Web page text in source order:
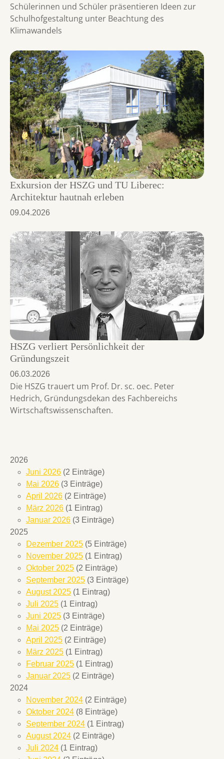
Schülerinnen und Schüler präsentieren Ideen zur
Schulhofgestaltung unter Beachtung des
Klimawandels
Exkursion der HSZG und TU Liberec:
Architektur hautnah erleben
09.04.2026
HSZG verliert Persönlichkeit der
Gründungszeit
06.03.2026
Die HSZG trauert um Prof. Dr. sc. oec. Peter
Hedrich, Gründungsdekan des Fachbereichs
Wirtschaftswissenschaften.
2026
Juni 2026 (2 Einträge)
Mai 2026 (3 Einträge)
April 2026 (2 Einträge)
März 2026 (1 Eintrag)
Januar 2026 (3 Einträge)
2025
Dezember 2025 (5 Einträge)
November 2025 (1 Eintrag)
Oktober 2025 (2 Einträge)
September 2025 (3 Einträge)
August 2025 (1 Eintrag)
Juli 2025 (1 Eintrag)
Juni 2025 (3 Einträge)
Mai 2025 (2 Einträge)
April 2025 (2 Einträge)
März 2025 (1 Eintrag)
Februar 2025 (1 Eintrag)
Januar 2025 (2 Einträge)
2024
November 2024 (2 Einträge)
Oktober 2024 (8 Einträge)
September 2024 (1 Eintrag)
August 2024 (2 Einträge)
Juli 2024 (1 Eintrag)